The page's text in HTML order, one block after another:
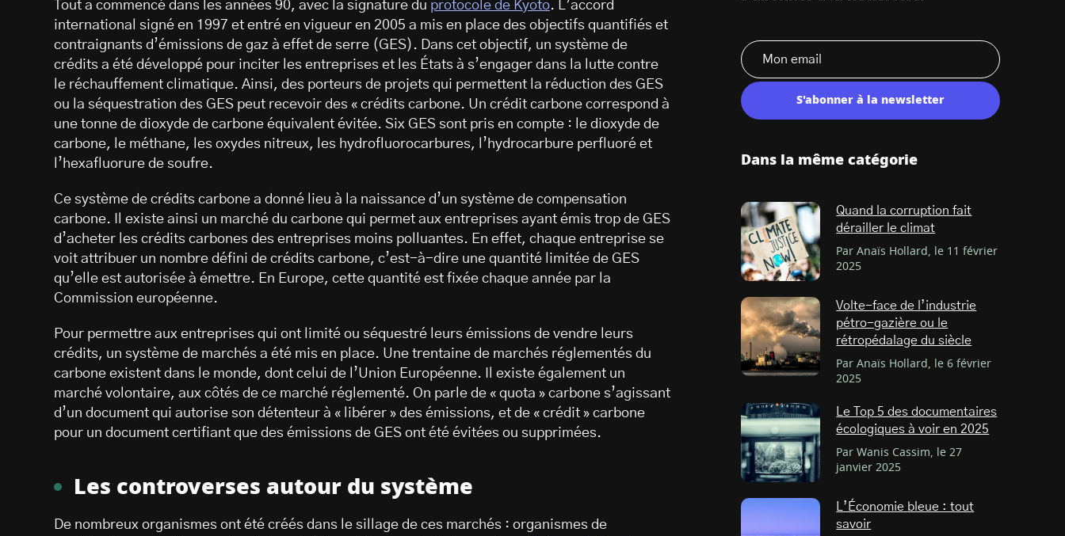
Tout a commencé dans les années 90, avec la signature du protocole de Kyoto. L’accord
international signé en 1997 et entré en vigueur en 2005 a mis en place des objectifs quantifiés et
contraignants d’émissions de gaz à effet de serre (GES). Dans cet objectif, un système de
crédits a été développé pour inciter les entreprises et les États à s’engager dans la lutte contre
le réchauffement climatique. Ainsi, des porteurs de projets qui permettent la réduction des GES
ou la séquestration des GES peut recevoir des « crédits carbone. Un crédit carbone correspond à
une tonne de dioxyde de carbone équivalent évitée. Six GES sont pris en compte : le dioxyde de
carbone, le méthane, les oxydes nitreux, les hydrofluorocarbures, l’hydrocarbure perfluoré et
l’hexafluorure de soufre.
Ce système de crédits carbone a donné lieu à la naissance d’un système de compensation
carbone. Il existe ainsi un marché du carbone qui permet aux entreprises ayant émis trop de GES
d’acheter les crédits carbones des entreprises moins polluantes. En effet, chaque entreprise se
voit attribuer un nombre défini de crédits carbone, c’est-à-dire une quantité limitée de GES
qu’elle est autorisée à émettre. En Europe, cette quantité est fixée chaque année par la
Commission européenne.
Pour permettre aux entreprises qui ont limité ou séquestré leurs émissions de vendre leurs
crédits, un système de marchés a été mis en place. Une trentaine de marchés réglementés du
carbone existent dans le monde, dont celui de l’Union Européenne. Il existe également un
marché volontaire, aux côtés de ce marché réglementé. On parle de « quota » carbone s’agissant
d’un document qui autorise son détenteur à « libérer » des émissions, et de « crédit » carbone
pour un document certifiant que des émissions de GES ont été évitées ou supprimées.
Les controverses autour du système
De nombreux organismes ont été créés dans le sillage de ces marchés : organismes de
S'abonner à la newsletter
Dans la même catégorie
Quand la corruption fait
dérailler le climat
Par Anaïs Hollard, le 11 février
2025
Volte-face de l’industrie
pétro-gazière ou le
rétropédalage du siècle
Par Anaïs Hollard, le 6 février
2025
Le Top 5 des documentaires
écologiques à voir en 2025
Par Wanis Cassim, le 27
janvier 2025
L’Économie bleue : tout
savoir